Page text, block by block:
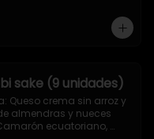
sake (9 unidades)
Queso crema sin arroz y
almendras y nueces
ecuatoriano,